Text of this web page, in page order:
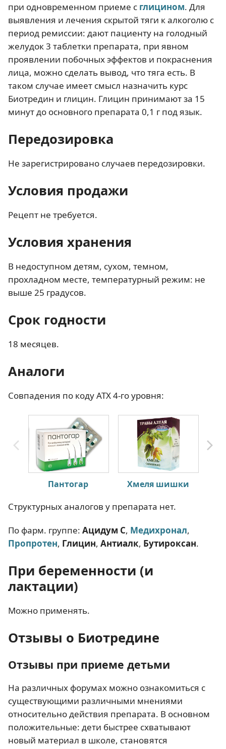
при одновременном приеме с глицином. Для
выявления и лечения скрытой тяги к алкоголю с
период ремиссии: дают пациенту на голодный
желудок 3 таблетки препарата, при явном
проявлении побочных эффектов и покраснения
лица, можно сделать вывод, что тяга есть. В
таком случае имеет смысл назначить курс
Биотредин и глицин. Глицин принимают за 15
минут до основного препарата 0,1 г под язык.
Передозировка
Не зарегистрировано случаев передозировки.
Условия продажи
Рецепт не требуется.
Условия хранения
В недоступном детям, сухом, темном,
прохладном месте, температурный режим: не
выше 25 градусов.
Срок годности
18 месяцев.
Аналоги
Совпадения по коду АТХ 4-го уровня:
Пантогар Хмеля шишки
Структурных аналогов у препарата нет.
По фарм. группе: Ацидум С, Медихронал,
Пропротен, Глицин, Антиалк, Бутироксан.
При беременности (и
лактации)
Можно применять.
Отзывы о Биотредине
Отзывы при приеме детьми
На различных форумах можно ознакомиться с
существующими различными мнениями
относительно действия препарата. В основном
положительные: дети быстрее схватывают
новый материал в школе, становятся